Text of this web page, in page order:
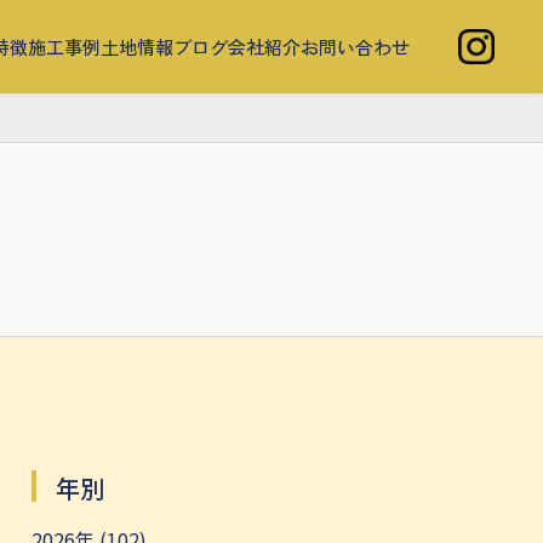
徴施工事例土地情報ブログ会社紹介お問い合わせ
年別